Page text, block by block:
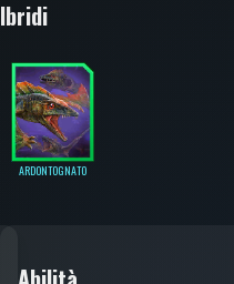
Ibridi
ARDONTOGNATO